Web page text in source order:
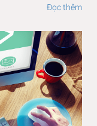
Đọc thêm